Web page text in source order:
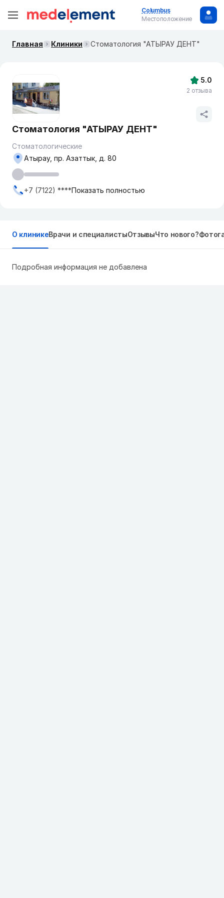
Columbus
Местоположение
Главная Клиники Стоматология "АТЫРАУ ДЕНТ"
Стоматология "АТЫРАУ ДЕНТ"
Стоматологические
Атырау, пр. Азаттык, д. 80
+7 (7122) ****Показать полностью
5.0
2 отзыва
О клиникеВрачи и специалистыОтзывыЧто нового?
Подробная информация не добавлена